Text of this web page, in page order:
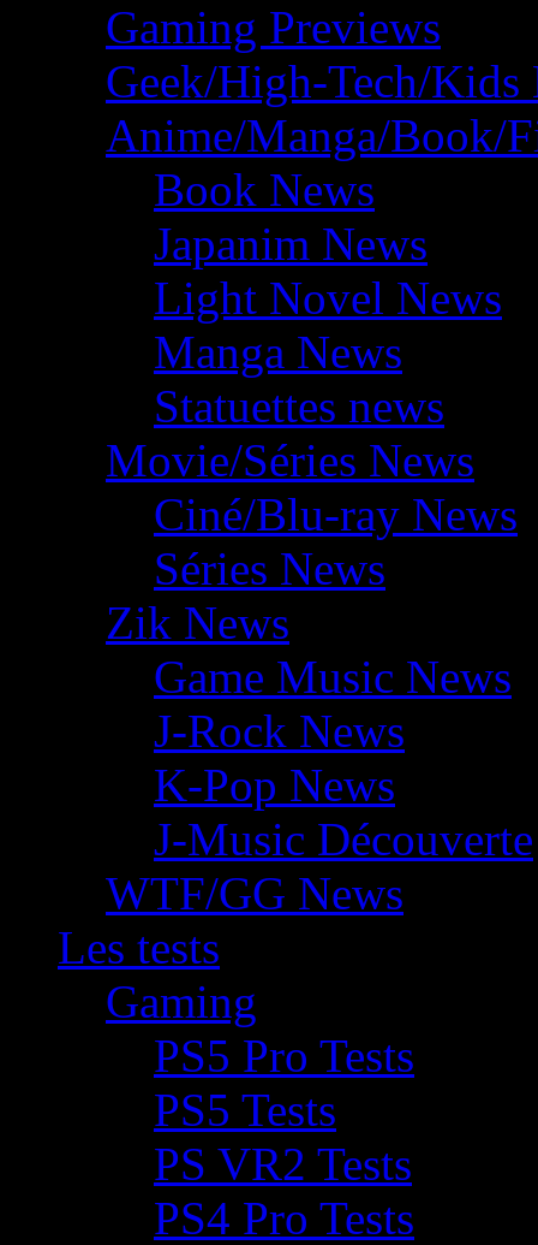
Gaming Previews
Geek/High-Tech/Kids
Anime/Manga/Book/
Book News
Japanim News
Light Novel News
Manga News
Statuettes news
Movie/Séries News
Ciné/Blu-ray News
Séries News
Zik News
Game Music News
J-Rock News
K-Pop News
J-Music Découverte
WTF/GG News
Les tests
Gaming
PS5 Pro Tests
PS5 Tests
PS VR2 Tests
PS4 Pro Tests